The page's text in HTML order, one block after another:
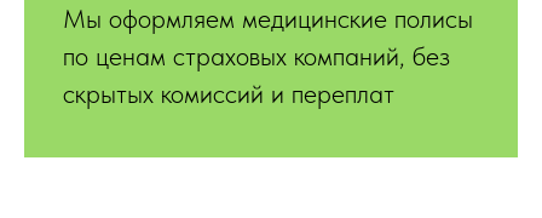
Мы оформляем медицинские полисы
по ценам страховых компаний, без
скрытых комиссий и переплат